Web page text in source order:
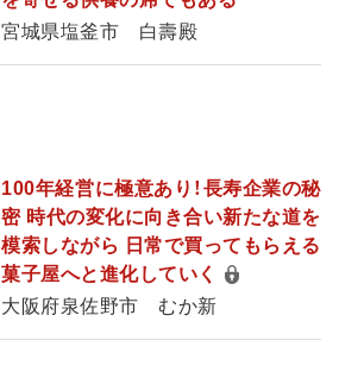
宮城県塩釜市 白壽殿
100年経営に極意あり！長寿企業の秘
密 時代の変化に向き合い新たな道を
模索しながら 日常で買ってもらえる
菓子屋へと進化していく
大阪府泉佐野市 むか新